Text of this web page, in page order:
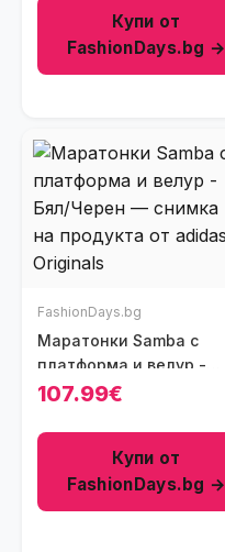
Купи от
FashionDays.bg →
FashionDays.bg
Маратонки Samba с
платформа и велур -
Бял/Черен
107.99€
Купи от
FashionDays.bg →